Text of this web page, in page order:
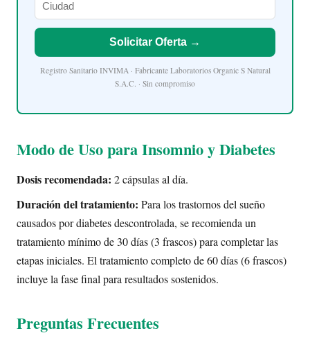
Solicitar Oferta →
Registro Sanitario INVIMA · Fabricante Laboratorios Organic S Natural
S.A.C. · Sin compromiso
Modo de Uso para Insomnio y Diabetes
Dosis recomendada: 2 cápsulas al día.
Duración del tratamiento: Para los trastornos del sueño
causados por diabetes descontrolada, se recomienda un
tratamiento mínimo de 30 días (3 frascos) para completar las
etapas iniciales. El tratamiento completo de 60 días (6 frascos)
incluye la fase final para resultados sostenidos.
Preguntas Frecuentes